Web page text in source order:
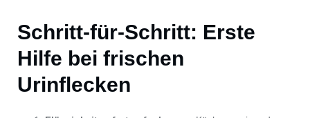
Schritt-für-Schritt: Erste
Hilfe bei frischen
Urinflecken